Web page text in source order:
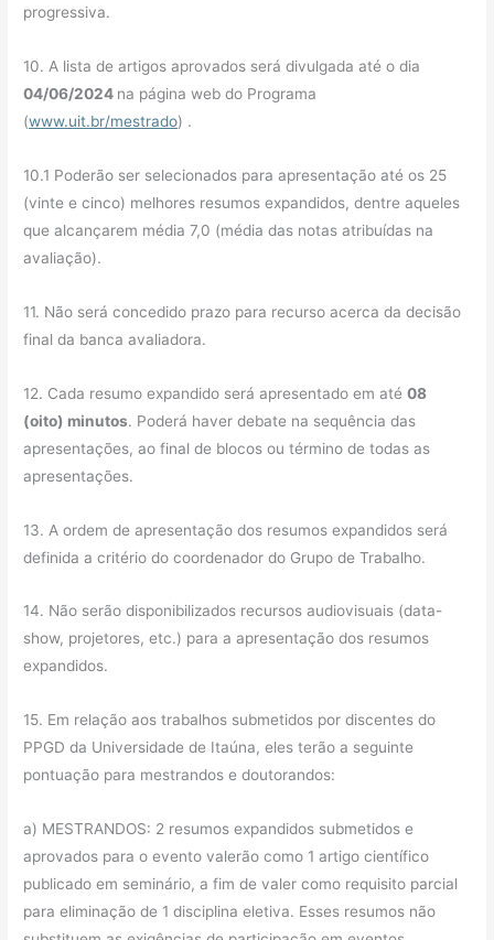
progressiva.
10. A lista de artigos aprovados será divulgada até o dia
04/06/2024 na página web do Programa
(www.uit.br/mestrado) .
10.1 Poderão ser selecionados para apresentação até os 25
(vinte e cinco) melhores resumos expandidos, dentre aqueles
que alcançarem média 7,0 (média das notas atribuídas na
avaliação).
11. Não será concedido prazo para recurso acerca da decisão
final da banca avaliadora.
12. Cada resumo expandido será apresentado em até08
(oito) minutos. Poderá haver debate na sequência das
apresentações, ao final de blocos ou término de todas as
apresentações.
13. A ordem de apresentação dos resumos expandidos será
definida a critério do coordenador do Grupo de Trabalho.
14. Não serão disponibilizados recursos audiovisuais (data-
show, projetores, etc.) para a apresentação dos resumos
expandidos.
15. Em relação aos trabalhos submetidos por discentes do
PPGD da Universidade de Itaúna, eles terão a seguinte
pontuação para mestrandos e doutorandos:
a) MESTRANDOS: 2 resumos expandidos submetidos e
aprovados para o evento valerão como 1 artigo científico
publicado em seminário, a fim de valer como requisito parcial
para eliminação de 1 disciplina eletiva. Esses resumos não